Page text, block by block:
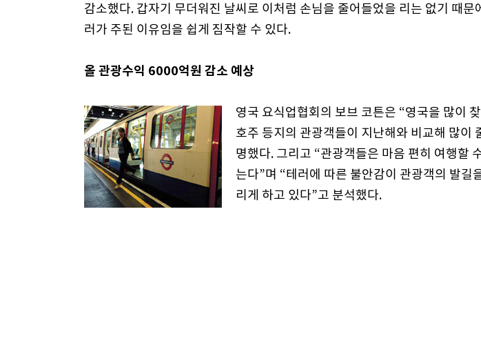
감소했다. 갑자기 무더워진 날씨로 이처럼 손님을 줄어들었을 리는 없기 때문
러가 주된 이유임을 쉽게 짐작할 수 있다.
올 관광수익 6000억원 감소 예상
영국 요식업협회의 보브 코튼은 “영국을 많이
호주 등지의 관광객들이 지난해와 비교해 많이
명했다. 그리고 “관광객들은 마음 편히 여행할
는다”며 “테러에 따른 불안감이 관광객의 발길
리게 하고 있다”고 분석했다.